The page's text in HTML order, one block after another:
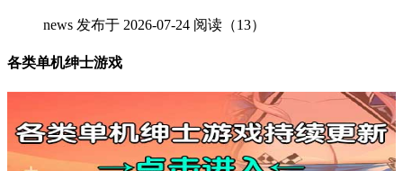
news 发布于 2026-07-24 阅读（13）
各类单机绅士游戏